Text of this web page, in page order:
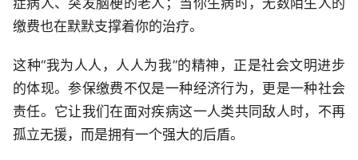
症病人、突发脑梗的老人；当你生病时，无数陌生人的
缴费也在默默支撑着你的治疗。
这种“我为人人，人人为我”的精神，正是社会文明进步
的体现。参保缴费不仅是一种经济行为，更是一种社会
责任。它让我们在面对疾病这一人类共同敌人时，不再
孤立无援，而是拥有一个强大的后盾。